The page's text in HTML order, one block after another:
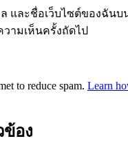
และชื่อเว็บไซต์ของฉันบ
ามเห็นครั้งถัดไป
to reduce spam. Learn
ข้อง